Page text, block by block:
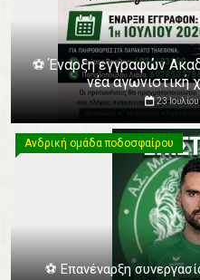
⚽️ Έναρξη εγγραφών
νέα αγωνιστική
23
Ανδρική ομάδα ποδοσφαίρου
Ανδρική ομάδα ποδοσφαίρου
⚽️ Επανέναρξη